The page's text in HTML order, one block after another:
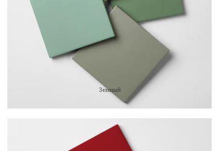
Зеленый